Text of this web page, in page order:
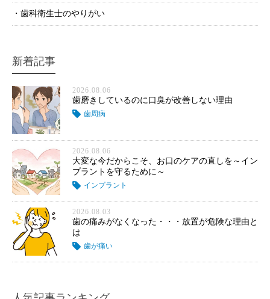
歯科衛生士のやりがい
新着記事
2026.08.06
歯磨きしているのに口臭が改善しない理由
歯周病
2026.08.06
大変な今だからこそ、お口のケアの直しを～イン
プラントを守るために～
インプラント
2026.08.03
歯の痛みがなくなった・・・放置が危険な理由と
は
歯が痛い